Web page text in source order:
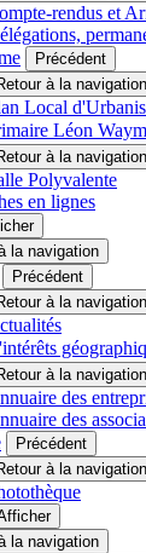
rendus et
Précédent
à la navigation
Local
Léon
à la navigation
Polyvalente
en lignes
la navigation
Précédent
à la navigation
à la navigation
des
des
Précédent
à la navigation
la navigation